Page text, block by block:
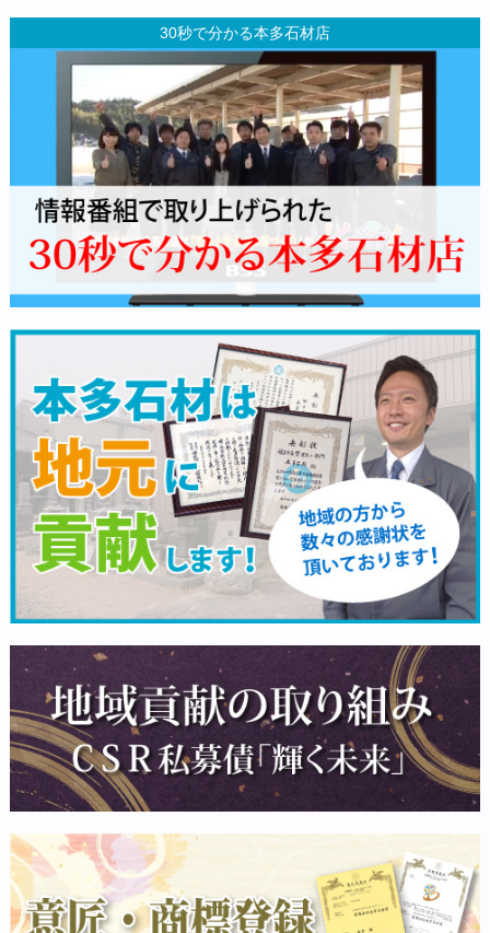
30秒で分かる本多石材店